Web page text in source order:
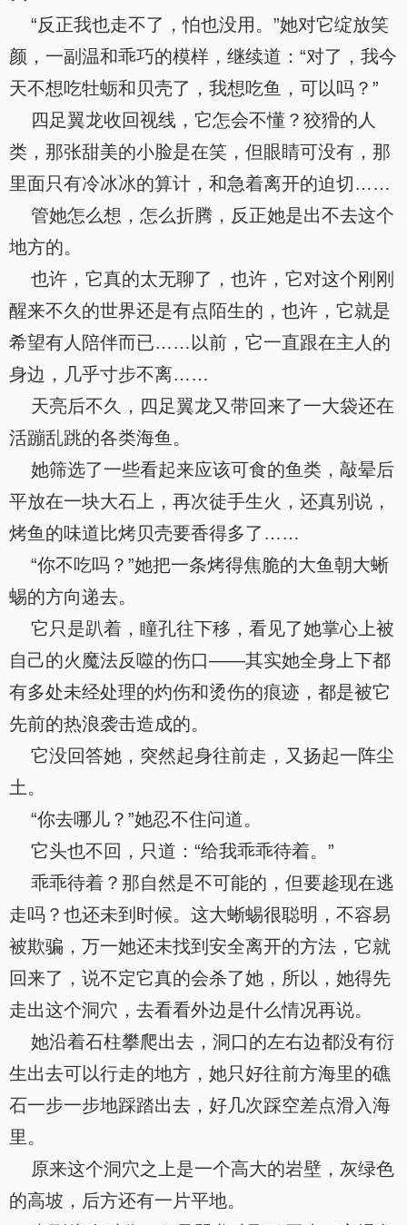
“反正我也走不了，怕也没用。”她对它绽放笑
颜，一副温和乖巧的模样，继续道：“对了，我今
天不想吃牡蛎和贝壳了，我想吃鱼，可以吗？”
四足翼龙收回视线，它怎会不懂？狡猾的人
类，那张甜美的小脸是在笑，但眼睛可没有，那
里面只有冷冰冰的算计，和急着离开的迫切……
管她怎么想，怎么折腾，反正她是出不去这个
地方的。
也许，它真的太无聊了，也许，它对这个刚刚
醒来不久的世界还是有点陌生的，也许，它就是
希望有人陪伴而已……以前，它一直跟在主人的
身边，几乎寸步不离……
天亮后不久，四足翼龙又带回来了一大袋还在
活蹦乱跳的各类海鱼。
她筛选了一些看起来应该可食的鱼类，敲晕后
平放在一块大石上，再次徒手生火，还真别说，
烤鱼的味道比烤贝壳要香得多了……
“你不吃吗？”她把一条烤得焦脆的大鱼朝大蜥
蜴的方向递去。
它只是趴着，瞳孔往下移，看见了她掌心上被
自己的火魔法反噬的伤口——其实她全身上下都
有多处未经处理的灼伤和烫伤的痕迹，都是被它
先前的热浪袭击造成的。
它没回答她，突然起身往前走，又扬起一阵尘
土。
“你去哪儿？”她忍不住问道。
它头也不回，只道：“给我乖乖待着。”
乖乖待着？那自然是不可能的，但要趁现在逃
走吗？也还未到时候。这大蜥蜴很聪明，不容易
被欺骗，万一她还未找到安全离开的方法，它就
回来了，说不定它真的会杀了她，所以，她得先
走出这个洞穴，去看看外边是什么情况再说。
她沿着石柱攀爬出去，洞口的左右边都没有衍
生出去可以行走的地方，她只好往前方海里的礁
石一步一步地踩踏出去，好几次踩空差点滑入海
里。
原来这个洞穴之上是一个高大的岩壁，灰绿色
的高坡，后方还有一片平地。